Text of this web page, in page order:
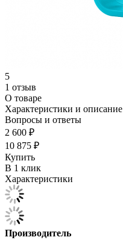
5
1 отзыв
О товаре
Характеристики и описание
Вопросы и ответы
2 600 ₽
10 875 ₽
Купить
В 1 клик
Характеристики
Производитель